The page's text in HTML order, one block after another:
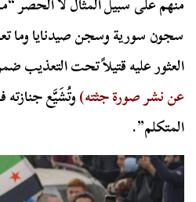
سجون سورية وسجن صيدنايا وما
العثور عليه قتيلاً تحت التعذيب
عن نشر صورة جثته)وتُشَيَّع
المتكلم”.